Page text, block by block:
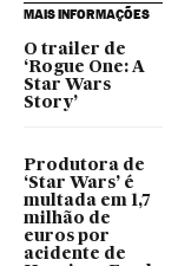
MAIS INFORMAÇÕES
O trailer de
‘Rogue One: A
Star Wars
Story’
Produtora de
‘Star Wars’ é
multada em 1,7
milhão de
euros por
acidente de